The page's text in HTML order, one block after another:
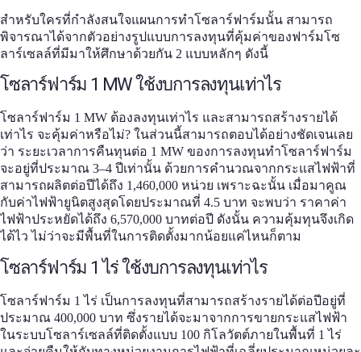
สำหรับใครที่กำลังสนใจแผนการทำโซลาร์ฟาร์มนั้น สามารถ
พิจารณาได้จากตัวอย่างรูปแบบการลงทุนที่คุ้มค่าของฟาร์มโซ
ลาร์เซลล์ที่มีมาให้ศึกษาด้วยกัน 2 แบบหลักๆ ดังนี้
โซลาร์ฟาร์ม 1 MWใช้งบการลงทุนเท่าไร
โซลาร์ฟาร์ม 1 MW ต้องลงทุนเท่าไร และสามารถสร้างรายได้
เท่าไร จะคุ้มค่าหรือไม่? ในส่วนนี้สามารถตอบได้อย่างชัดเจนเลย
ว่า ระยะเวลาการคืนทุนต่อ 1 MW ของการลงทุนทำโซลาร์ฟาร์ม
จะอยู่ที่ประมาณ 3–4 ปีเท่านั้น ด้วยการคำนวณจากกระแสไฟฟ้าที่
สามารถผลิตต่อปีได้ถึง 1,460,000 หน่วย เพราะฉะนั้น เมื่อมาคูณ
กับค่าไฟฟ้ายูนิตสูงสุดโดยประมาณที่ 4.5 บาท จะพบว่า ราคาค่า
ไฟฟ้าประหยัดได้ถึง 6,570,000 บาทต่อปี ดังนั้น ความคุ้มทุนจึงเกิด
ได้ไว ไม่ว่าจะมีพื้นที่ในการติดตั้งมากน้อยแค่ไหนก็ตาม
โซลาร์ฟาร์ม 1 ไร่ใช้งบการลงทุนเท่าไร
โซลาร์ฟาร์ม 1 ไร่ เป็นการลงทุนที่สามารถสร้างรายได้ต่อปีอยู่ที่
ประมาณ 400,000 บาท ซึ่งรายได้จะมาจากการขายกระแสไฟฟ้า
ในระบบโซลาร์เซลล์ที่ติดตั้งแบบ 100 กิโลวัตต์ภายในพื้นที่ 1 ไร่